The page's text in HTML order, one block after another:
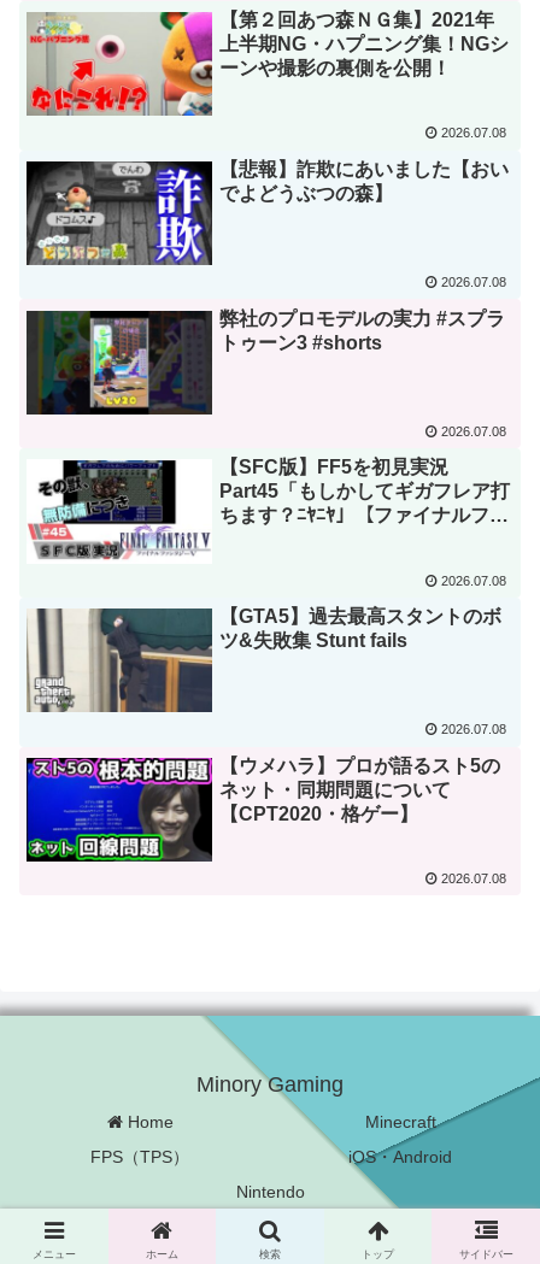
【第２回あつ森ＮＧ集】2021年
上半期NG・ハプニング集！NGシ
ーンや撮影の裏側を公開！
2026.07.08
【悲報】詐欺にあいました【おい
でよどうぶつの森】
2026.07.08
弊社のプロモデルの実力 #スプラ
トゥーン3 #shorts
2026.07.08
【SFC版】FF5を初見実況
Part45「もしかしてギガフレア打
ちます？ﾆﾔﾆﾔ」【ファイナルファ
2026.07.08
【GTA5】過去最高スタントのボ
ツ&失敗集 Stunt fails
2026.07.08
【ウメハラ】プロが語るスト5の
ネット・同期問題について
【CPT2020・格ゲー】
2026.07.08
Minory Gaming
Home
Minecraft
FPS（TPS）
iOS・Android
Nintendo
Copyright © 2022-2026 Minory Gaming All Rights Reserved.
メニュー ホーム 検索 トップ サイドバー